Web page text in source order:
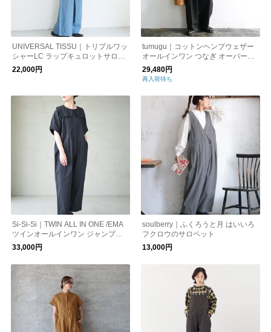
UNIVERSAL TISSU｜トリプルワッ
シャーLC ラップキュロットサロペ
ットパンツ
22,000円
tumugu｜コットンヘンプウェザー
オールインワン つなぎ オーバーオ
ール サロペットパンツ アシンメト
リー tb25218
29,480円
再入荷待ち
Si-Si-Si｜TWIN ALL IN ONE /EMA
ツインオールインワン ジャンプス
ーツ レディース パンツ 2026-ss09
33,000円
soulberry｜ふくろうと月 はいいろ
フクロウのサロペット
13,000円